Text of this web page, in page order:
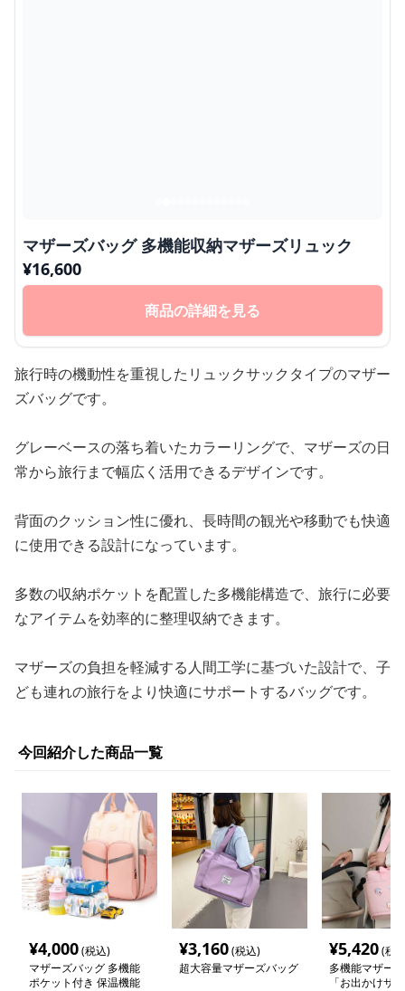
マザーズバッグ 多機能収納マザーズリュック
¥16,600
商品の詳細を見る
旅行時の機動性を重視したリュックサックタイプのマザー
ズバッグです。
グレーベースの落ち着いたカラーリングで、マザーズの日
常から旅行まで幅広く活用できるデザインです。
背面のクッション性に優れ、長時間の観光や移動でも快適
に使用できる設計になっています。
多数の収納ポケットを配置した多機能構造で、旅行に必要
なアイテムを効率的に整理収納できます。
マザーズの負担を軽減する人間工学に基づいた設計で、子
ども連れの旅行をより快適にサポートするバッグです。
今回紹介した商品一覧
¥4,000(税込)
マザーズバッグ 多機能
ポケット付き 保温機能
¥3,160(税込)
超大容量マザーズバッグ
¥5,420(税
多機能マザー
「お出かけサ